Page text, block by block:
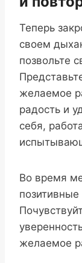
Теперь
своем
позвольте
желаемое
радость и
себя,
Во время
желаемое